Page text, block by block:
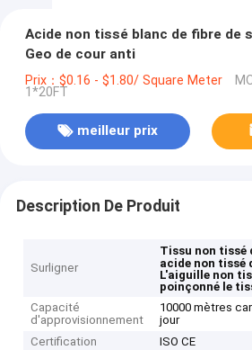
Acide non tissé blanc de fibre de
Geo de cour anti
Prix：$0.16 - $1.80/ Square Meter
1*20FT
meilleur prix
Description De Produit
Surligner
Tissu non tissé
acide non tissé
L'aiguille non
poinçonné le
Capacité
d'approvisionnement
10000 mètres
jour
Certification
ISO CE